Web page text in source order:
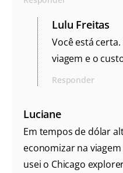
Lulu Freitas
Você está
viagem e o
Responder
Luciane
Em tempos de dólar
economizar na
usei o Chicago